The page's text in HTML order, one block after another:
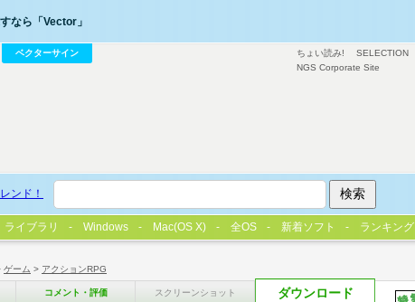
ゲーム > アクションRPG
コメント・評価 スクリーンショット ダウンロード
ちょい読み! SELECTION
NGS Corporate Site
なら「Vector」
ベクターサイン
ンド！
ライブラリ Windows Mac(OS X) 全OS 新着ソフト ランキング